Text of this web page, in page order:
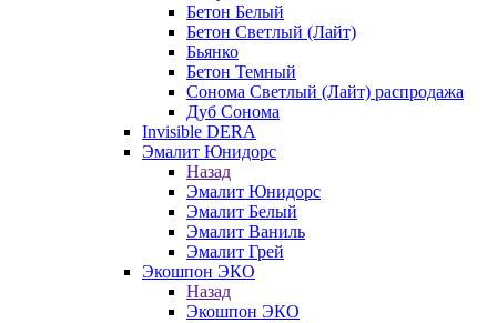
Бетон Белый
Бетон Светлый (Лайт)
Бьянко
Бетон Темный
Сонома Светлый (Лайт) распродажа
Дуб Сонома
Invisible DERA
Эмалит Юнидорс
Назад
Эмалит Юнидорс
Эмалит Белый
Эмалит Ваниль
Эмалит Грей
Экошпон ЭКО
Назад
Экошпон ЭКО